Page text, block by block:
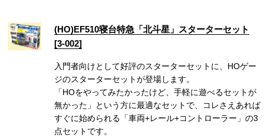
(HO)EF510寝台特急「北斗星」スターターセット
[3-002]
入門者向けとして好評のスターターセットに、HOゲー
ジのスターターセットが登場します。
「HOをやってみたかったけど、手軽に遊べるセットが
無かった」という方に最適なセットで、コレさえあれば
すぐに始められる「車両+レール+コントローラー」の3
点セットです。